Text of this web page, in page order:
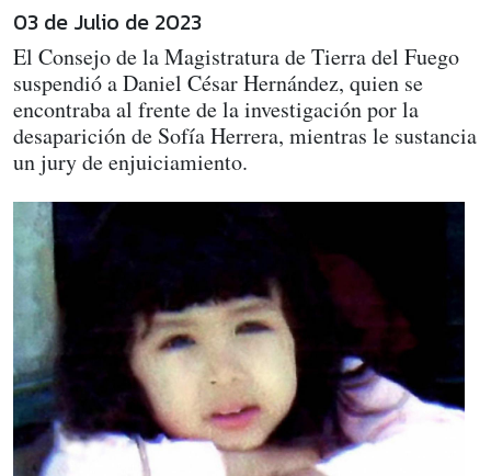
03 de Julio de 2023
El Consejo de la Magistratura de Tierra del Fuego
suspendió a Daniel César Hernández, quien se
encontraba al frente de la investigación por la
desaparición de Sofía Herrera, mientras le sustancia
un jury de enjuiciamiento.